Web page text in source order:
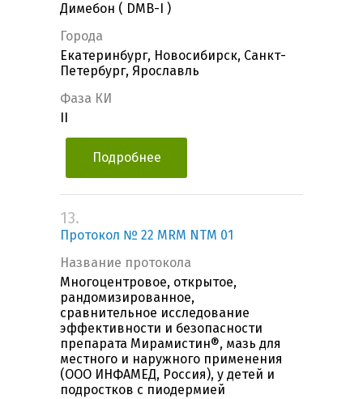
Димебон ( DMB-I )
Города
Екатеринбург, Новосибирск, Санкт-
Петербург, Ярославль
Фаза КИ
Подробнее
13.
Протокол № 22 MRM NTM 01
Название протокола
Многоцентровое, открытое,
рандомизированное,
сравнительное исследование
эффективности и безопасности
препарата Мирамистин®, мазь для
местного и наружного применения
(ООО ИНФАМЕД, Россия), у детей и
подростков с пиодермией